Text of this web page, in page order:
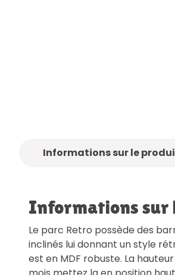
Informations sur le
Informations sur
Le parc Retro possède des
inclinés lui donnant un style
est en MDF robuste. La